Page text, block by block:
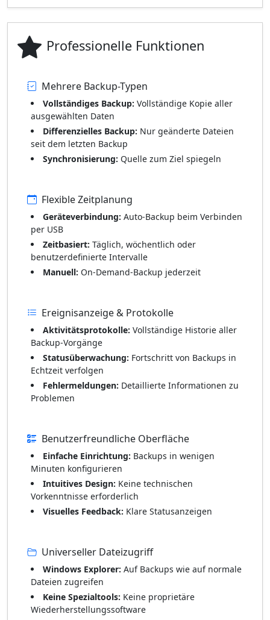
Professionelle Funktionen
Mehrere Backup-Typen
Vollständiges Backup: Vollständige Kopie aller
ausgewählten Daten
Differenzielles Backup: Nur geänderte Dateien
seit dem letzten Backup
Synchronisierung: Quelle zum Ziel spiegeln
Flexible Zeitplanung
Geräteverbindung: Auto-Backup beim Verbinden
per USB
Zeitbasiert: Täglich, wöchentlich oder
benutzerdefinierte Intervalle
Manuell: On-Demand-Backup jederzeit
Ereignisanzeige & Protokolle
Aktivitätsprotokolle: Vollständige Historie aller
Backup-Vorgänge
Statusüberwachung: Fortschritt von Backups in
Echtzeit verfolgen
Fehlermeldungen: Detaillierte Informationen zu
Problemen
Benutzerfreundliche Oberfläche
Einfache Einrichtung: Backups in wenigen
Minuten konfigurieren
Intuitives Design: Keine technischen
Vorkenntnisse erforderlich
Visuelles Feedback: Klare Statusanzeigen
Universeller Dateizugriff
Windows Explorer: Auf Backups wie auf normale
Dateien zugreifen
Keine Spezialtools: Keine proprietäre
Wiederherstellungssoftware